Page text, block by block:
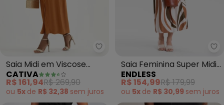
Cativa - Saia Midi em Viscose
Saia Midi em Viscose
(Laranja Escuro)
CATIVA
R$ 161,94R$ 269,90
ou 5x de R$ 32,38 sem juros
Saia Feminina Super Midi
Evasê Estampada
(Marrom)
ENDLESS
R$ 154,99R$ 179,99
ou 5x de R$ 30,99 sem juros